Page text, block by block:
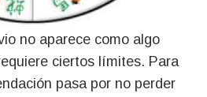
no aparece como algo
ciertos límites. Para
pasa por no perder